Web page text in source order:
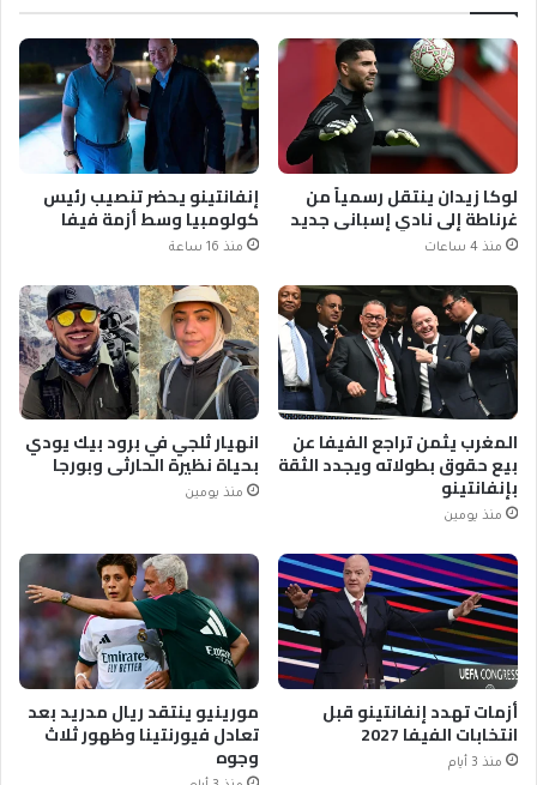
لوكا زيدان ينتقل رسمياً من
غرناطة إلى نادي إسباني جديد
منذ 4 ساعات
إنفانتينو يحضر تنصيب رئيس
كولومبيا وسط أزمة فيفا
منذ 16 ساعة
المغرب يثمن تراجع الفيفا عن
بيع حقوق بطولاته ويجدد الثقة
بإنفانتينو
منذ يومين
انهيار ثلجي في برود بيك يودي
بحياة نظيرة الحارثي وبورجا
منذ يومين
أزمات تهدد إنفانتينو قبل
انتخابات الفيفا 2027
منذ 3 أيام
مورينيو ينتقد ريال مدريد بعد
تعادل فيورنتينا وظهور ثلاث
وجوه